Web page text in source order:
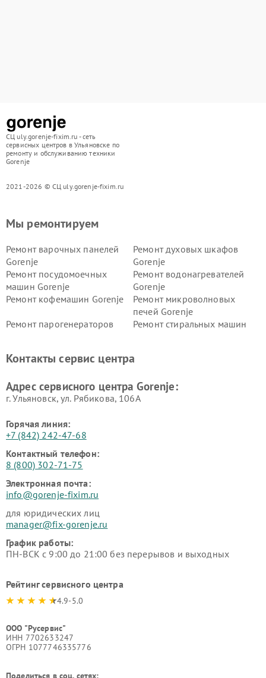
СЦ uly.gorenje-fixim.ru - сеть
сервисных центров в Ульяновске по
ремонту и обслуживанию техники
Gorenje
2021-2026 © СЦ uly.gorenje-fixim.ru
Мы ремонтируем
Ремонт варочных панелей
Gorenje
Ремонт духовых шкафов
Gorenje
Ремонт посудомоечных
машин Gorenje
Ремонт водонагревателей
Gorenje
Ремонт кофемашин Gorenje
Ремонт микроволновых
печей Gorenje
Ремонт парогенераторов
Ремонт стиральных машин
Контакты сервис центра
Адрес сервисного центра Gorenje:
г. Ульяновск, ул. Рябикова, 106А
Горячая линия:
+7 (842) 242-47-68
Контактный телефон:
8 (800) 302-71-75
Электронная почта:
info@gorenje-fixim.ru
для юридических лиц
manager@fix-gorenje.ru
График работы:
ПН-ВСК с 9:00 до 21:00 без перерывов и выходных
Рейтинг сервисного центра
4.9-5.0
ООО "Русервис"
ИНН 7702633247
ОГРН 1077746335776
Поделиться в соц. сетях: